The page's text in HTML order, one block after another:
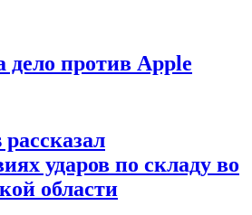
дело против Apple
ударов по складу во
области